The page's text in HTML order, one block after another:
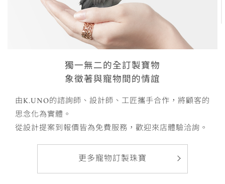
獨一無二的全訂製寶物
象徵著與寵物間的情誼
由K.UNO的諮詢師、設計師、工匠攜手合作，將顧客的
思念化為實體。
從設計提案到報價皆為免費服務，歡迎來店體驗洽詢。
更多寵物訂製珠寶